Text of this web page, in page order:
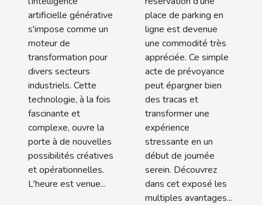
artificielle générative
s'impose comme un
moteur de
transformation pour
divers secteurs
industriels. Cette
technologie, à la fois
fascinante et
complexe, ouvre la
porte à de nouvelles
possibilités créatives
et opérationnelles.
L'heure est venue...
place de parking en
ligne est devenue
une commodité très
appréciée. Ce simple
acte de prévoyance
peut épargner bien
des tracas et
transformer une
expérience
stressante en un
début de journée
serein. Découvrez
dans cet exposé les
multiples avantages...